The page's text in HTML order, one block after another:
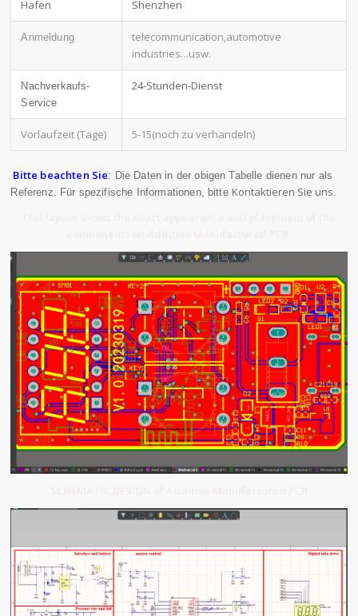
Hafen Shenzhen
Anmeldung
telecommunication,automotive
industries...usw.
Nachverkaufs-
Service
24-Stunden-Dienst
Vorlaufzeit (Tage) 5-15(noch zu verhandeln)
Bitte beachten Sie: Die Daten in der obigen Tabelle dienen nur als
Referenz. Für spezifische Informationen, bitte Kontaktieren Sie uns.